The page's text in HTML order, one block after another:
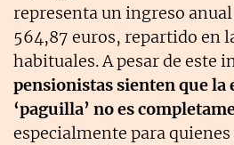
representa un ingreso
564,87 euros, repartido en
habituales. A pesar de este
pensionistas sienten que la
‘paguilla’ no es
especialmente para